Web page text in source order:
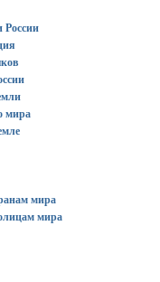
России
мира
мира
мира